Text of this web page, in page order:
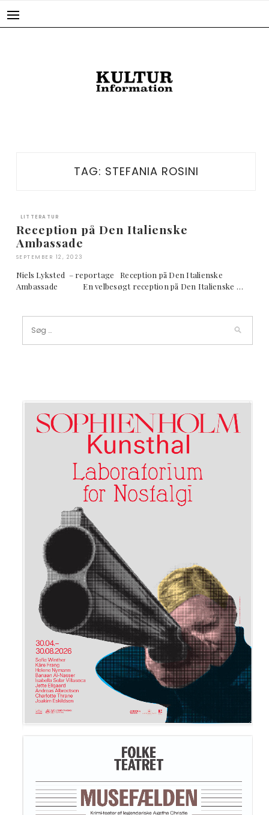
TAG: STEFANIA ROSINI
LITTERATUR
Reception på Den Italienske
Ambassade
SEPTEMBER 12, 2023
Niels Lyksted – reportage Reception på Den Italienske
Ambassade En velbesøgt reception på Den Italienske …